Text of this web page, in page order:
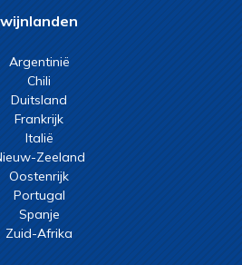
wijnlanden
Argentinië
Chili
Duitsland
Frankrijk
Italië
Zeeland
Oostenrijk
Portugal
Spanje
Zuid-Afrika